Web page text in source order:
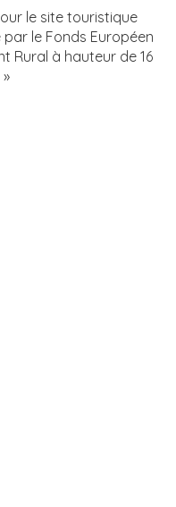
le site touristique
le Fonds Européen
Rural à hauteur de 16